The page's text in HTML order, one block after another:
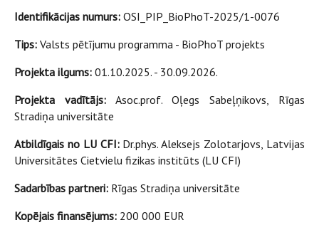
Identifikācijas numurs: OSI_PIP_BioPhoT-2025/1-0076
Tips: Valsts pētījumu programma - BioPhoT projekts
Projekta ilgums: 01.10.2025. - 30.09.2026.
Projekta vadītājs:Asoc.prof. Oļegs Sabeļņikovs, Rīgas
Stradiņa universitāte
Atbildīgais no LU CFI: Dr.phys. Aleksejs Zolotarjovs, Latvijas
Universitātes Cietvielu fizikas institūts (LU CFI)
Sadarbības partneri: Rīgas Stradiņa universitāte
Kopējais finansējums: 200 000 EUR